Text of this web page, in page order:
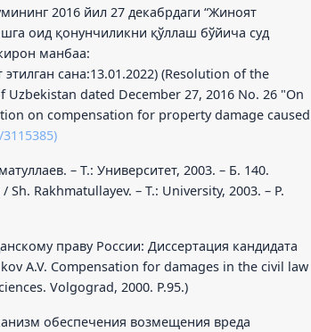
2016 йил 27 декабрдаги “Жиноят
оид қонунчиликни қўллаш бўйича суд
манбаа:
сана:13.01.2022) (Resolution of the
dated December 27, 2016 No. 26 "On
on compensation for property damage caused
– Т.: Университет, 2003. – Б. 140.
Rakhmatullayev. – Т.: University, 2003. – P.
праву России: Диссертация кандидата
A.V. Compensation for damages in the civil law
Volgograd, 2000. P.95.)
обеспечения возмещения вреда